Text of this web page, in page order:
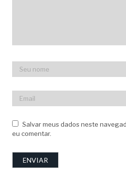
Salvar meus dados neste
eu comentar.